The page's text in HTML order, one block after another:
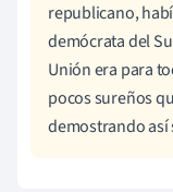
republicano,
demócrata del
Unión era para
pocos sureños
demostrando así